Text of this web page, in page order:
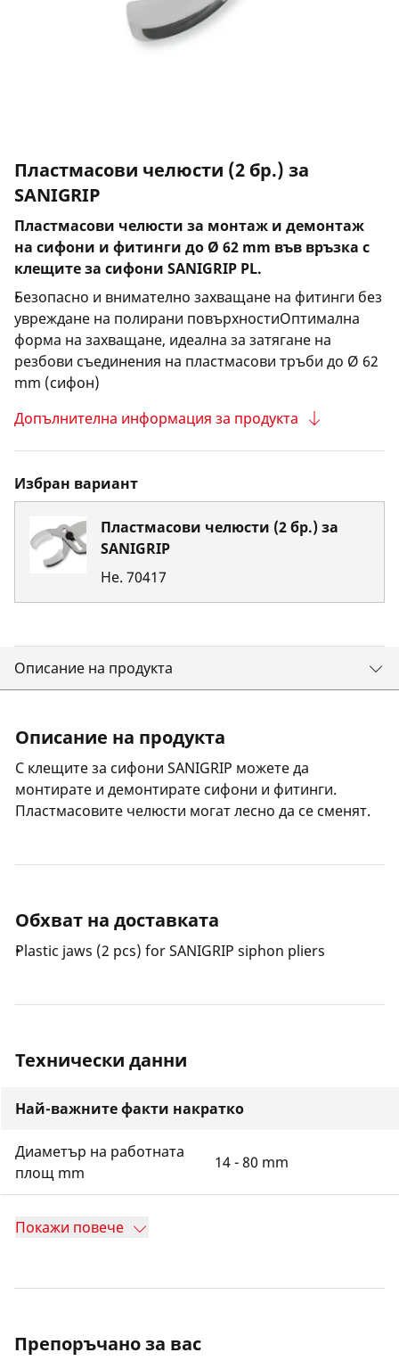
Пластмасови челюсти (2 бр.) за
SANIGRIP
Пластмасови челюсти за монтаж и демонтаж
на сифони и фитинги до Ø 62 mm във връзка с
клещите за сифони SANIGRIP PL.
Безопасно и внимателно захващане на фитинги без
увреждане на полирани повърхностиОптимална
форма на захващане, идеална за затягане на
резбови съединения на пластмасови тръби до Ø 62
mm (сифон)
Допълнителна информация за продукта
Избран вариант
Пластмасови челюсти (2 бр.) за
SANIGRIP
Не. 70417
Описание на продукта
Описание на продукта
С клещите за сифони SANIGRIP можете да
монтирате и демонтирате сифони и фитинги.
Пластмасовите челюсти могат лесно да се сменят.
Обхват на доставката
Plastic jaws (2 pcs) for SANIGRIP siphon pliers
Технически данни
Най-важните факти накратко
Диаметър на работната
площ mm
14 - 80 mm
Покажи повече
Препоръчано за вас